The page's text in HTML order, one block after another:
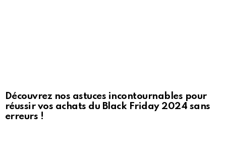
Découvrez nos astuces incontournables pour
réussir vos achats du Black Friday 2024 sans
erreurs !